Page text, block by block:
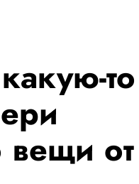
то
вещи от